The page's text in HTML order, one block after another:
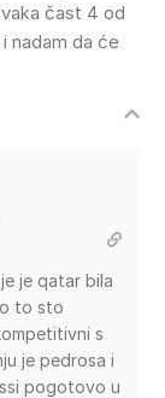
čast 4 od
nadam da će
je qatar bila
to sto
s
je pedrosa i
pogotovo u